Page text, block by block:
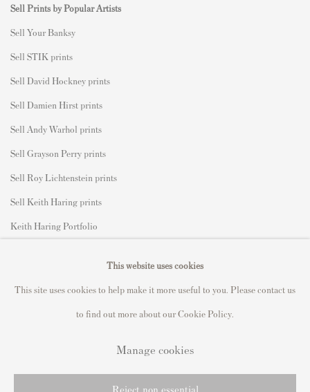
Sell Prints by Popular Artists
Sell Your Banksy
Sell STIK prints
Sell David Hockney prints
Sell Damien Hirst prints
Sell Andy Warhol prints
Sell Grayson Perry prints
Sell Roy Lichtenstein prints
Sell Keith Haring prints
Keith Haring Portfolio
Manage cookies
This website uses cookies
This site uses cookies to help make it more useful to you. Please contact us
to find out more about our Cookie Policy.
Manage cookies
Reject non essential